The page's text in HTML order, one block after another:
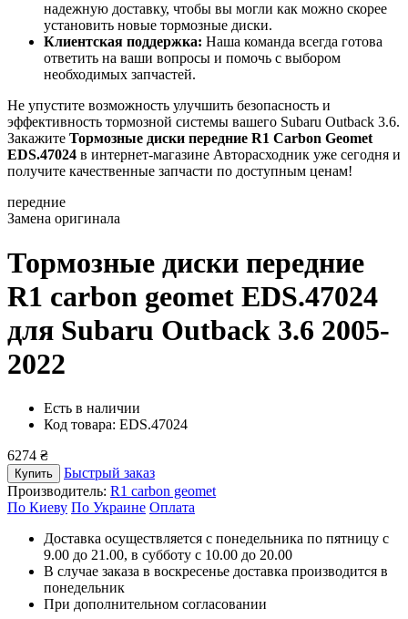
надежную доставку, чтобы вы могли как можно скорее
установить новые тормозные диски.
Клиентская поддержка: Наша команда всегда готова
ответить на ваши вопросы и помочь с выбором
необходимых запчастей.
Не упустите возможность улучшить безопасность и
эффективность тормозной системы вашего Subaru Outback 3.6.
Закажите Тормозные диски передние R1 Carbon Geomet
EDS.47024 в интернет-магазине Авторасходник уже сегодня и
получите качественные запчасти по доступным ценам!
передние
Замена оригинала
Тормозные диски передние
R1 carbon geomet EDS.47024
для Subaru Outback 3.6 2005-
2022
Есть в наличии
Код товара: EDS.47024
6274 ₴
Купить
Быстрый заказ
Производитель: R1 carbon geomet
По Киеву По Украине Оплата
Доставка осуществляется с понедельника по пятницу с
9.00 до 21.00, в субботу с 10.00 до 20.00
В случае заказа в воскресенье доставка производится в
понедельник
При дополнительном согласовании